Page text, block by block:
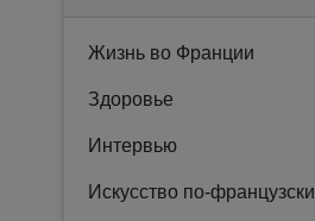
Жизнь во Франции
Здоровье
Интервью
Искусство по-французски